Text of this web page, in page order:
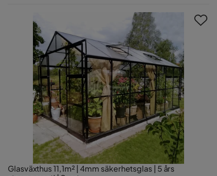
Glasväxthus 11,1m² | 4mm säkerhetsglas | 5 års